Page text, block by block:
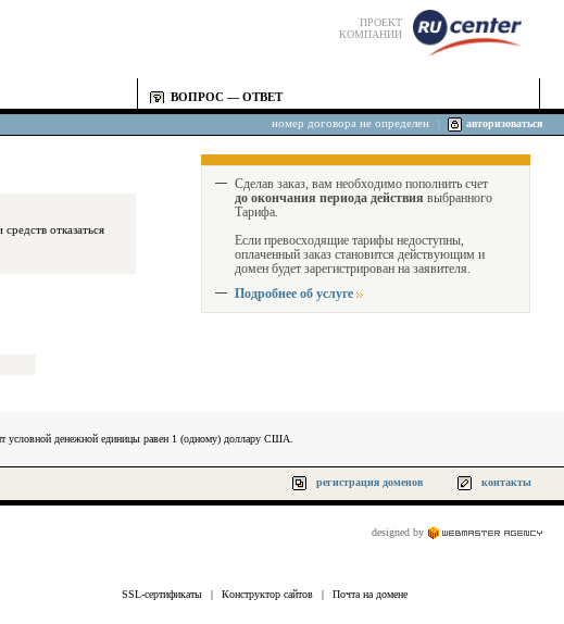
ПРОЕКТ
КОМПАНИИ
ВОПРОС — ОТВЕТ
номер договора не определен авторизоваться
Сделав заказ, вам необходимо пополнить счет
до окончания периода действия выбранного
Тарифа.
Если превосходящие тарифы недоступны,
оплаченный заказ становится действующим и
домен будет зарегистрирован на заявителя.
Подробнее об услуге
условной денежной единицы равен 1 (одному) доллару США.
регистрация доменов контакты
designed by
SSL-сертификаты | Конструктор сайтов | Почта на домене